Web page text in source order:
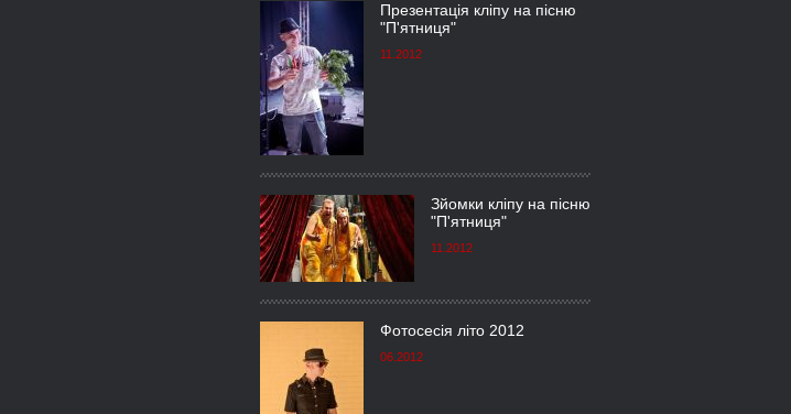
Презентація кліпу на пісню
"П'ятниця"
11.2012
Зйомки кліпу на пісню
"П'ятниця"
11.2012
Фотосесія літо 2012
06.2012